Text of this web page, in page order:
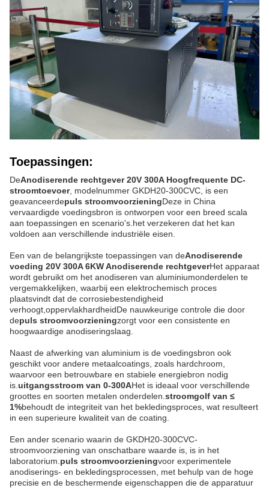
Toepassingen:
DeAnodiserende rechtgever 20V 300A Hoogfrequente DC-
stroomtoevoer, modelnummer GKDH20-300CVC, is een
geavanceerdepuls stroomvoorzieningDeze in China
vervaardigde voedingsbron is ontworpen voor een breed scala
aan toepassingen en scenario's.het verzekeren dat het kan
voldoen aan verschillende industriële eisen.
Een van de belangrijkste toepassingen van deAnodiserende
voeding 20V 300A 6KW Anodiserende rechtgeverHet apparaat
wordt gebruikt om het anodiseren van aluminiumonderdelen te
vergemakkelijken, waarbij een elektrochemisch proces
plaatsvindt dat de corrosiebestendigheid
verhoogt,oppervlakhardheidDe nauwkeurige controle die door
depuls stroomvoorzieningzorgt voor een consistente en
hoogwaardige anodiseringslaag.
Naast de afwerking van aluminium is de voedingsbron ook
geschikt voor andere metaalcoatings, zoals hardchroom,
waarvoor een betrouwbare en stabiele energiebron nodig
is. uitgangsstroom van 0-300AHet is ideaal voor verschillende
groottes en soorten metalen onderdelen. stroomgolf van ≤
1%behoudt de integriteit van het bekledingsproces, wat resulteert
in een superieure kwaliteit van de coating.
Een ander scenario waarin de GKDH20-300CVC-
stroomvoorziening van onschatbare waarde is, is in het
laboratorium. puls stroomvoorzieningvoor experimentele
anodiserings- en bekledingsprocessen, met behulp van de hoge
precisie en de beschermende eigenschappen die de apparatuur